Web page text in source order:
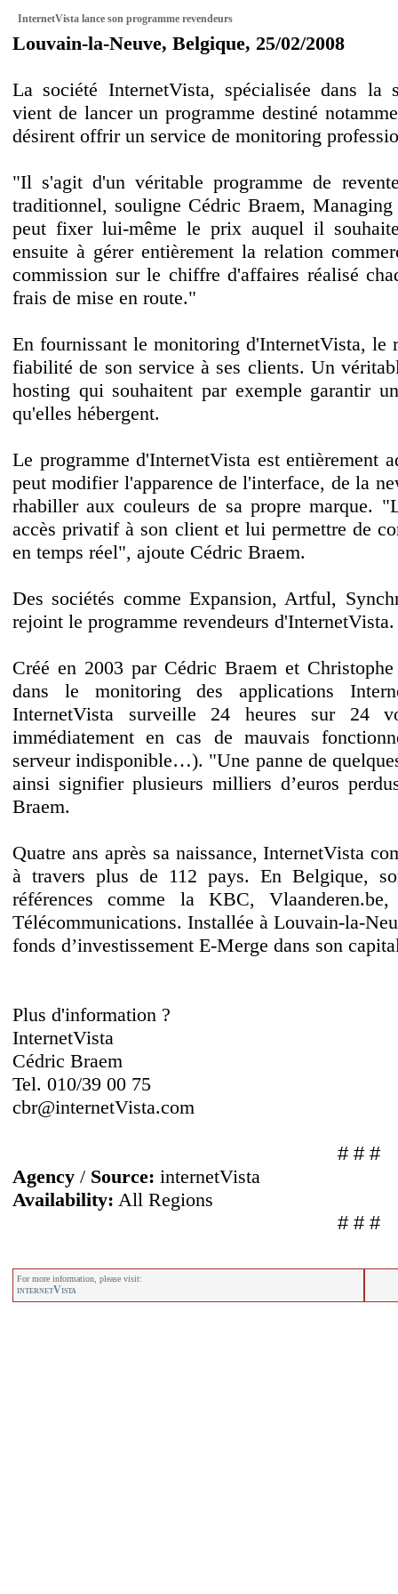
InternetVista lance son programme revendeurs
Louvain-la-Neuve, Belgique, 25/02/2008
La société InternetVista, spécialisée dans la
vient de lancer un programme destiné
désirent offrir un service de monitoring
"Il s'agit d'un véritable programme de
traditionnel, souligne Cédric Braem,
peut fixer lui-même le prix auquel il
ensuite à gérer entièrement la relation
commission sur le chiffre d'affaires réalisé
frais de mise en route."
En fournissant le monitoring d'InternetVista, le
fiabilité de son service à ses clients. Un
hosting qui souhaitent par exemple garantir
qu'elles hébergent.
Le programme d'InternetVista est entièrement
peut modifier l'apparence de l'interface, de la
rhabiller aux couleurs de sa propre marque.
accès privatif à son client et lui permettre de
en temps réel", ajoute Cédric Braem.
Des sociétés comme Expansion, Artful,
rejoint le programme revendeurs d'InternetVista.
Créé en 2003 par Cédric Braem et
dans le monitoring des applications
InternetVista surveille 24 heures sur 24
immédiatement en cas de mauvais
serveur indisponible…). "Une panne de
ainsi signifier plusieurs milliers d’euros
Braem.
Quatre ans après sa naissance, InternetVista
à travers plus de 112 pays. En Belgique,
références comme la KBC,
Télécommunications. Installée à Louvain-la-
fonds d’investissement E-Merge dans son
Plus d'information ?
InternetVista
Cédric Braem
Tel. 010/39 00 75
cbr@internetVista.com
# # #
Agency / Source: internetVista
Availability: All Regions
# # #
For more information, please visit:
internetVista